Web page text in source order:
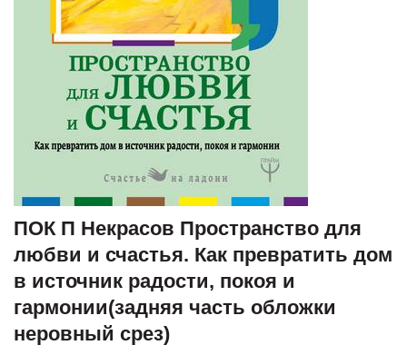
ПОК П Некрасов Пространство для
любви и счастья. Как превратить дом
в источник радости, покоя и
гармонии(задняя часть обложки
неровный срез)